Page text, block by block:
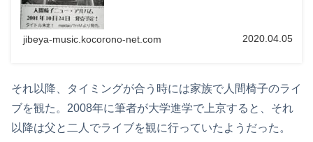
jibeya-music.kocorono-net.com 2020.04.05
それ以降、タイミングが合う時には家族で人間椅子のライ
ブを観た。2008年に筆者が大学進学で上京すると、それ
以降は父と二人でライブを観に行っていたようだった。